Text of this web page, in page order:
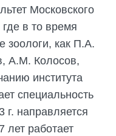
Московского
в то время
зоологи, как П.А.
А.М. Колосов,
института
специальность
г. направляется
лет работает